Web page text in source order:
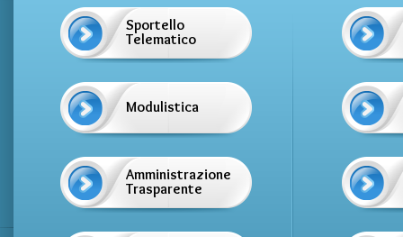
Sportello
Telematico
Modulistica
Amministrazione
Trasparente